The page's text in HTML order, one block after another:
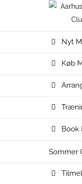
Nyt
Køb
Book
Sommer